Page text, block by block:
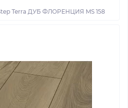
Terra ДУБ ФЛОРЕНЦИЯ MS 158